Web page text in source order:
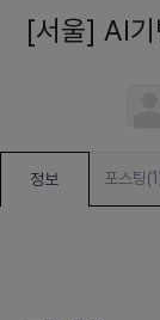
어
터
[서울] AI기
정보 포스팅(1